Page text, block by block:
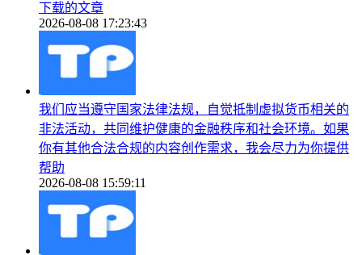
下载的文章
2026-08-08 17:23:43
我们应当遵守国家法律法规，自觉抵制虚拟货币相关的
非法活动，共同维护健康的金融秩序和社会环境。如果
你有其他合法合规的内容创作需求，我会尽力为你提供
帮助
2026-08-08 15:59:11